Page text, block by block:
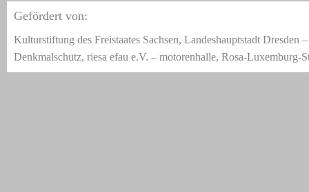
Gefördert von:
Kulturstiftung des Freistaates Sachsen, Landeshauptstadt Dresden
Denkmalschutz, riesa efau e.V. – motorenhalle, Rosa-Luxemburg-